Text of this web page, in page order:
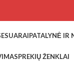
PATALYNĖ IR
PREKIŲ ŽENKLAI